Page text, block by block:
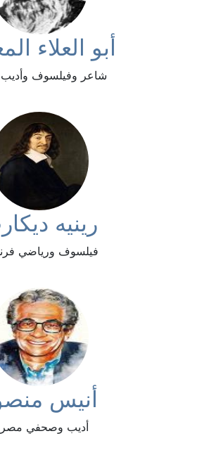
أبو العلاء
شاعر وفيلسوف
رينيه
فيلسوف ورياضي
أنيس
أديب وصحفي